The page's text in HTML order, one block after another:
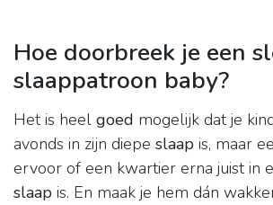
Hoe doorbreek je een
slaappatroon baby?
Het is heel goed mogelijk dat je
avonds in zijn diepe slaap is, maar
ervoor of een kwartier erna juist in
slaap is. En maak je hem dán